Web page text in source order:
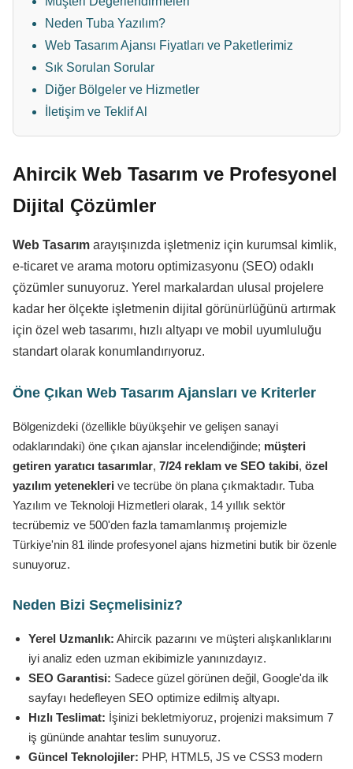
Neden Tuba Yazılım?
Web Tasarım Ajansı Fiyatları ve Paketlerimiz
Sık Sorulan Sorular
Diğer Bölgeler ve Hizmetler
İletişim ve Teklif Al
Ahircik Web Tasarım ve Profesyonel
Dijital Çözümler
Web Tasarım arayışınızda işletmeniz için kurumsal kimlik,
e-ticaret ve arama motoru optimizasyonu (SEO) odaklı
çözümler sunuyoruz. Yerel markalardan ulusal projelere
kadar her ölçekte işletmenin dijital görünürlüğünü artırmak
için özel web tasarımı, hızlı altyapı ve mobil uyumluluğu
standart olarak konumlandırıyoruz.
Öne Çıkan Web Tasarım Ajansları ve Kriterler
Bölgenizdeki (özellikle büyükşehir ve gelişen sanayi
odaklarındaki) öne çıkan ajanslar incelendiğinde; müşteri
getiren yaratıcı tasarımlar, 7/24 reklam ve SEO takibi, özel
yazılım yetenekleri ve tecrübe ön plana çıkmaktadır. Tuba
Yazılım ve Teknoloji Hizmetleri olarak, 14 yıllık sektör
tecrübemiz ve 500'den fazla tamamlanmış projemizle
Türkiye'nin 81 ilinde profesyonel ajans hizmetini butik bir özenle
sunuyoruz.
Neden Bizi Seçmelisiniz?
Yerel Uzmanlık: Ahircik pazarını ve müşteri alışkanlıklarını
iyi analiz eden uzman ekibimizle yanınızdayız.
SEO Garantisi: Sadece güzel görünen değil, Google'da ilk
sayfayı hedefleyen SEO optimize edilmiş altyapı.
Hızlı Teslimat: İşinizi bekletmiyoruz, projenizi maksimum 7
iş gününde anahtar teslim sunuyoruz.
Güncel Teknolojiler: PHP, HTML5, JS ve CSS3 modern